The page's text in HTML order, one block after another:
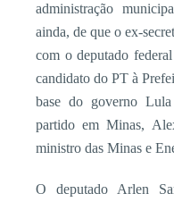
administração
ainda, de que o ex-
com o deputado
candidato do PT à
base do governo
partido em Minas,
ministro das Minas e
O deputado Arlen